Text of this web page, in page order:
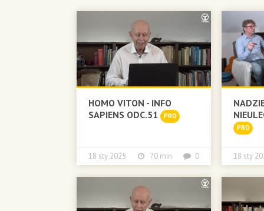
HOMO VITON - INFO
SAPIENS ODC.51
PRO
18 sty 2025 70 min 0
PRO
18 sty